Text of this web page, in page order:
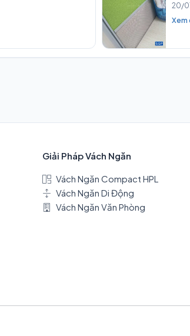
20/
Xem
Giải Pháp Vách Ngăn
Vách Ngăn Compact HPL
Vách Ngăn Di Động
Vách Ngăn Văn Phòng